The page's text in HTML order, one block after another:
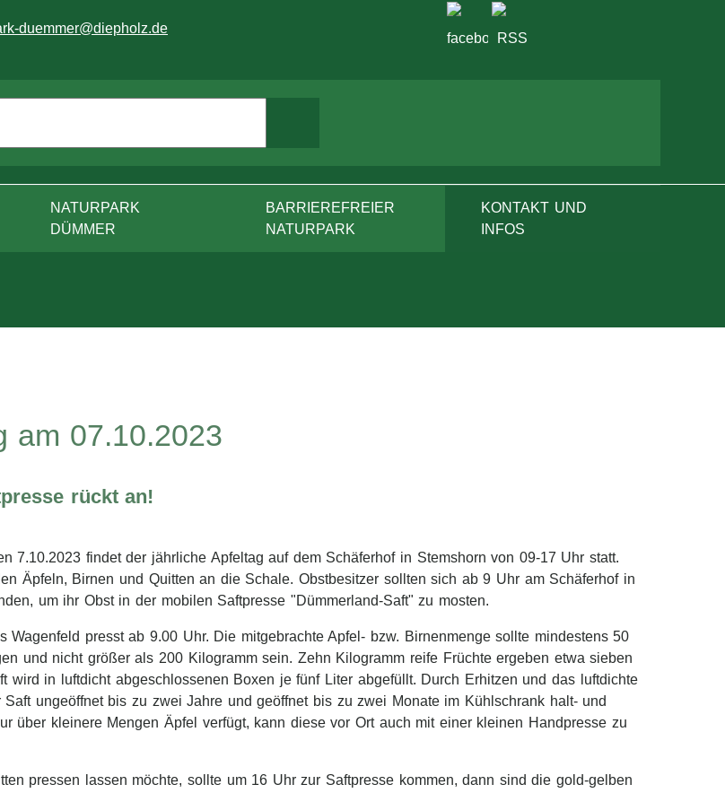
duemmer@diepholz.de
NATURPARK
DÜMMER
BARRIEREFREIER
NATURPARK
KONTAKT UND
INFOS
am 07.10.2023
rückt an!
7.10.2023 findet der jährliche Apfeltag auf dem Schäferhof in Stemshorn von 09-17 Uhr statt.
Äpfeln, Birnen und Quitten an die Schale. Obstbesitzer sollten sich ab 9 Uhr am Schäferhof in
um ihr Obst in der mobilen Saftpresse "Dümmerland-Saft" zu mosten.
Wagenfeld presst ab 9.00 Uhr. Die mitgebrachte Apfel- bzw. Birnenmenge sollte mindestens 50
und nicht größer als 200 Kilogramm sein. Zehn Kilogramm reife Früchte ergeben etwa sieben
wird in luftdicht abgeschlossenen Boxen je fünf Liter abgefüllt. Durch Erhitzen und das luftdichte
Saft ungeöffnet bis zu zwei Jahre und geöffnet bis zu zwei Monate im Kühlschrank halt- und
über kleinere Mengen Äpfel verfügt, kann diese vor Ort auch mit einer kleinen Handpresse zu
pressen lassen möchte, sollte um 16 Uhr zur Saftpresse kommen, dann sind die gold-gelben